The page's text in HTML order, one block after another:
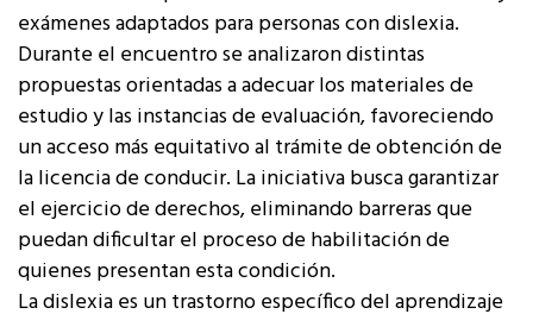
exámenes adaptados para personas con dislexia.
Durante el encuentro se analizaron distintas
propuestas orientadas a adecuar los materiales de
estudio y las instancias de evaluación, favoreciendo
un acceso más equitativo al trámite de obtención de
la licencia de conducir. La iniciativa busca garantizar
el ejercicio de derechos, eliminando barreras que
puedan dificultar el proceso de habilitación de
quienes presentan esta condición.
La dislexia es un trastorno específico del aprendizaje